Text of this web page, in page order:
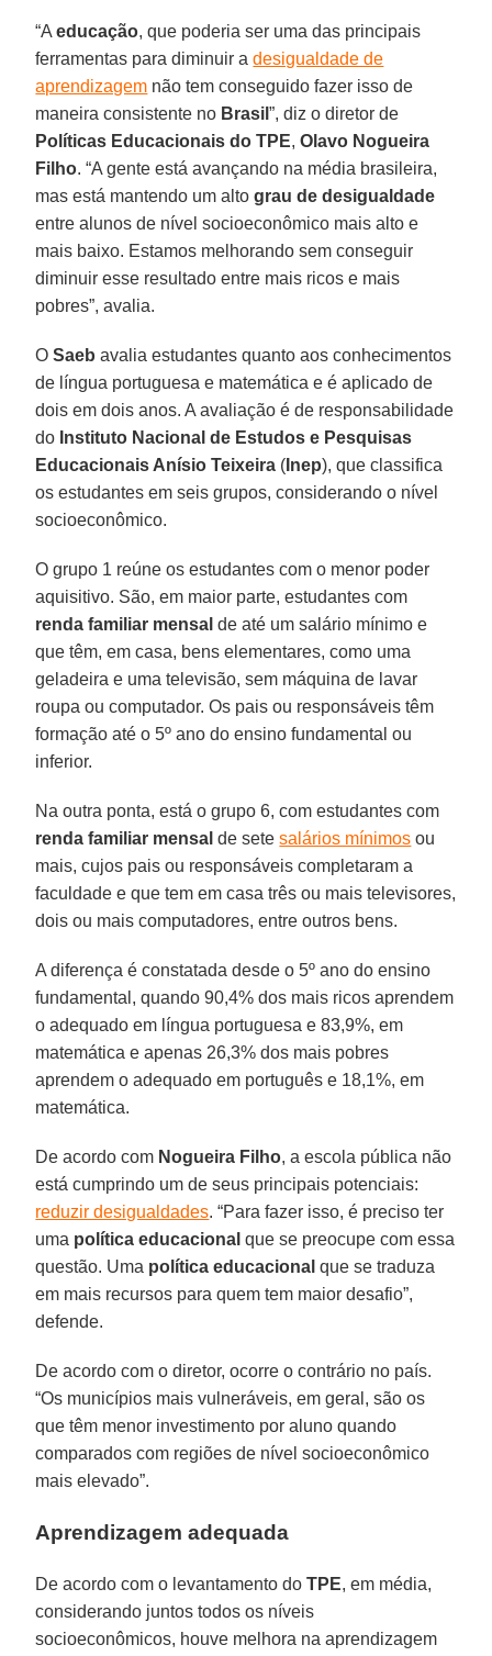
“Aeducação, que poderia ser uma das principais
ferramentas para diminuir adesigualdade de
aprendizagem não tem conseguido fazer isso de
maneira consistente no Brasil”, diz o diretor de
Políticas Educacionais do TPE,Olavo Nogueira
Filho. “A gente está avançando na média brasileira,
mas está mantendo um altograu de desigualdade
entre alunos de nível socioeconômico mais alto e
mais baixo. Estamos melhorando sem conseguir
diminuir esse resultado entre mais ricos e mais
pobres”, avalia.
OSaeb avalia estudantes quanto aos conhecimentos
de língua portuguesa e matemática e é aplicado de
dois em dois anos. A avaliação é de responsabilidade
do Instituto Nacional de Estudos e Pesquisas
Educacionais Anísio Teixeira ( Inep), que classifica
os estudantes em seis grupos, considerando o nível
socioeconômico.
O grupo 1 reúne os estudantes com o menor poder
aquisitivo. São, em maior parte, estudantes com
renda familiar mensal de até um salário mínimo e
que têm, em casa, bens elementares, como uma
geladeira e uma televisão, sem máquina de lavar
roupa ou computador. Os pais ou responsáveis têm
formação até o 5º ano do ensino fundamental ou
inferior.
Na outra ponta, está o grupo 6, com estudantes com
renda familiar mensal de setesalários mínimos ou
mais, cujos pais ou responsáveis completaram a
faculdade e que tem em casa três ou mais televisores,
dois ou mais computadores, entre outros bens.
A diferença é constatada desde o 5º ano do ensino
fundamental, quando 90,4% dos mais ricos aprendem
o adequado em língua portuguesa e 83,9%, em
matemática e apenas 26,3% dos mais pobres
aprendem o adequado em português e 18,1%, em
matemática.
De acordo com Nogueira Filho, a escola pública não
está cumprindo um de seus principais potenciais:
reduzir desigualdades. “Para fazer isso, é preciso ter
uma política educacional que se preocupe com essa
questão. Uma política educacional que se traduza
em mais recursos para quem tem maior desafio”,
defende.
De acordo com o diretor, ocorre o contrário no país.
“Os municípios mais vulneráveis, em geral, são os
que têm menor investimento por aluno quando
comparados com regiões de nível socioeconômico
mais elevado”.
Aprendizagem adequada
De acordo com o levantamento doTPE, em média,
considerando juntos todos os níveis
socioeconômicos, houve melhora na aprendizagem